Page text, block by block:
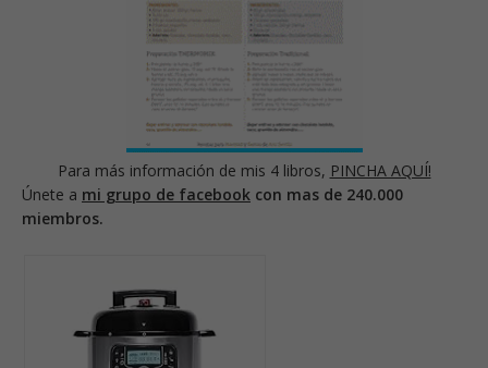
Para más información de mis 4 libros, PINCHA AQUÍ!
Únete a mi grupo de facebook con mas de 240.000
miembros.